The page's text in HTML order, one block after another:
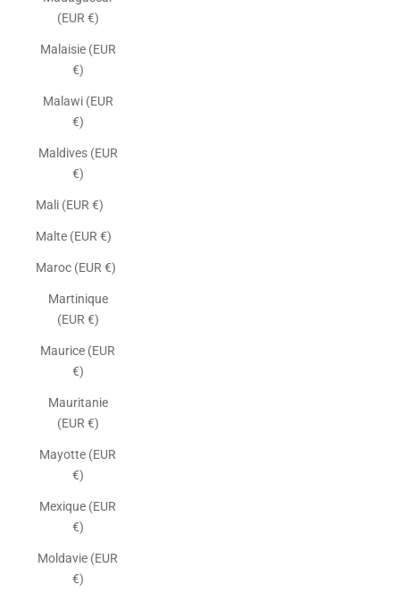
(EUR €)
Malaisie (EUR
€)
Malawi (EUR
€)
Maldives (EUR
€)
Mali (EUR €)
Malte (EUR €)
Maroc (EUR €)
Martinique
(EUR €)
Maurice (EUR
€)
Mauritanie
(EUR €)
Mayotte (EUR
€)
Mexique (EUR
€)
Moldavie (EUR
€)